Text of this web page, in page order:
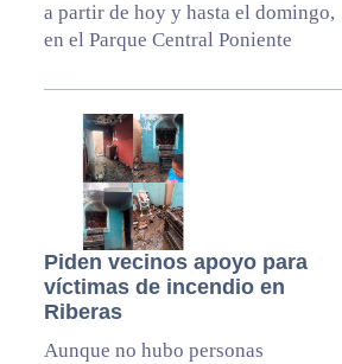
a partir de hoy y hasta el domingo,
en el Parque Central Poniente
Piden vecinos apoyo para
víctimas de incendio en
Riberas
Aunque no hubo personas